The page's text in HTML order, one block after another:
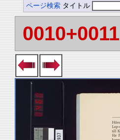
ページ検索 タイトル
0010+0011